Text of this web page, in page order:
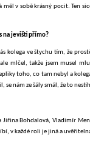
v sobě krásný pocit. Ten
na jevišti přímo?
kolega ve štychu tím, že
mlčel, takže jsem musel
toho, co tam nebyl a
nám ze šály smál, že to
Jiřina Bohdalová, Vladimír
v každé roli je jiná a